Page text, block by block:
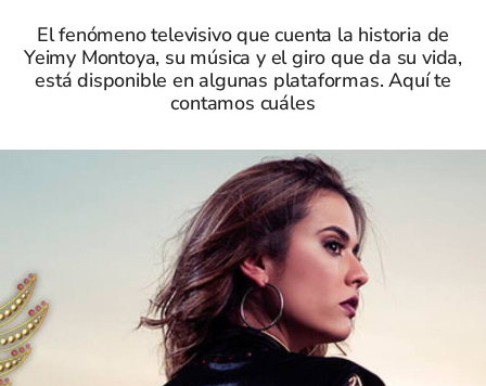
El fenómeno televisivo que cuenta la historia de
Yeimy Montoya, su música y el giro que da su vida,
está disponible en algunas plataformas. Aquí te
contamos cuáles